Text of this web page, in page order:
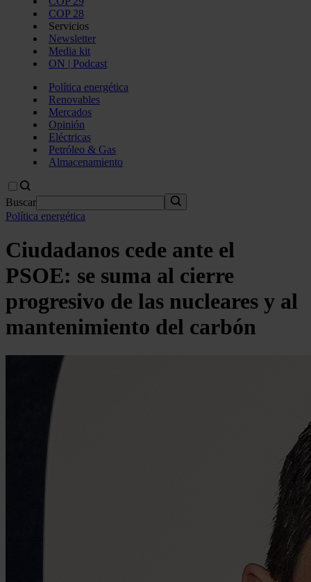
COP 28
Servicios
Newsletter
Media kit
ON | Podcast
Política energética
Renovables
Mercados
Opinión
Eléctricas
Petróleo & Gas
Almacenamiento
Buscar
Política energética
Ciudadanos cede ante el
PSOE: se suma al cierre
progresivo de las nucleares y al
mantenimiento del carbón